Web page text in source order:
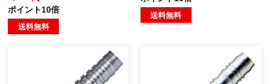
ポイント10倍
送料無料
送料無料